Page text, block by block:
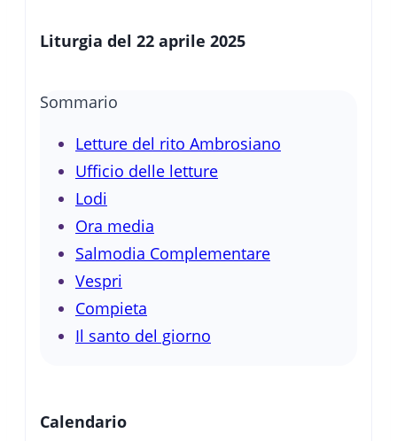
Liturgia del 22 aprile 2025
Sommario
Letture del rito Ambrosiano
Ufficio delle letture
Lodi
Ora media
Salmodia Complementare
Vespri
Compieta
Il santo del giorno
Calendario